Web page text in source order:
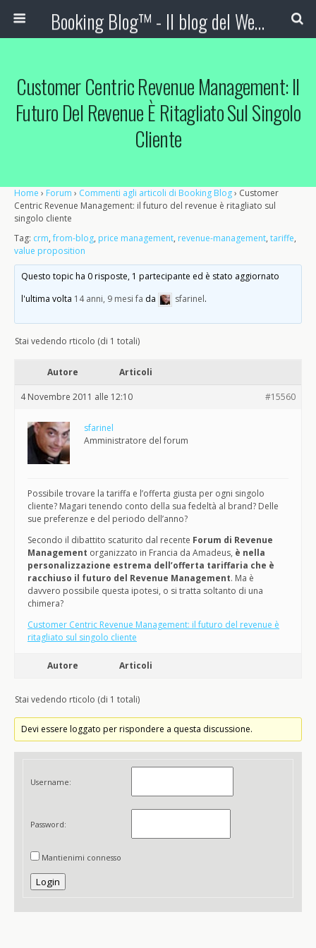
Booking Blog™ - Il blog del Web Marketing Turistico
Customer Centric Revenue Management: Il
Futuro Del Revenue È Ritagliato Sul Singolo
Cliente
Home › Forum › Commenti agli articoli di Booking Blog› Customer
Centric Revenue Management: il futuro del revenue è ritagliato sul
singolo cliente
Tag: crm,from-blog, price management, revenue-management, tariffe,
value proposition
Questo topic ha 0 risposte, 1 partecipante ed è stato aggiornato
l'ultima volta 14 anni, 9 mesi fa da sfarinel.
Stai vedendo rticolo (di 1 totali)
Autore Articoli
4 Novembre 2011 alle 12:10 #15560
sfarinel
Amministratore del forum
Possibile trovare la tariffa e l’offerta giusta per ogni singolo
cliente? Magari tenendo conto della sua fedeltà al brand? Delle
sue preferenze e del periodo dell’anno?
Secondo il dibattito scaturito dal recente Forum di Revenue
Management organizzato in Francia da Amadeus, è nella
personalizzazione estrema dell’offerta tariffaria che è
racchiuso il futuro del Revenue Management. Ma è
davvero possibile questa ipotesi, o si tratta soltanto di una
chimera?
Customer Centric Revenue Management: il futuro del revenue è
ritagliato sul singolo cliente
Autore Articoli
Stai vedendo rticolo (di 1 totali)
Devi essere loggato per rispondere a questa discussione.
Username:
Password:
Mantienimi connesso
Login